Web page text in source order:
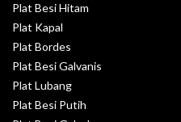
Plat Besi Hitam
Plat Kapal
Plat Bordes
Plat Besi Galvanis
Plat Lubang
Plat Besi Putih